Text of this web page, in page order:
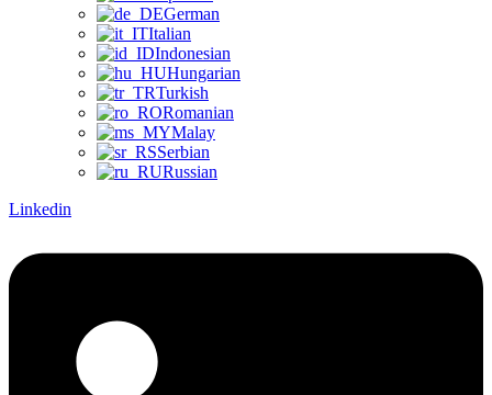
German
Italian
Indonesian
Hungarian
Turkish
Romanian
Malay
Serbian
Russian
Linkedin